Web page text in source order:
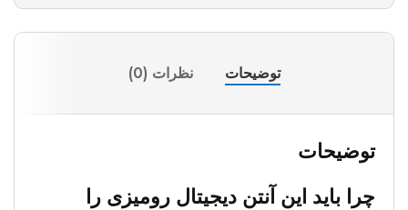
توضیحات نظرات (0)
توضیحات
چرا باید این آنتن دیجیتال رومیزی را